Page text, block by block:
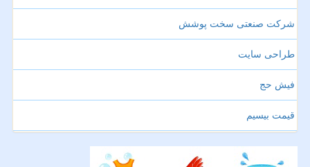
شرکت صنعتی سخت پوشش
طراحی سایت
فیش حج
قیمت بیسیم